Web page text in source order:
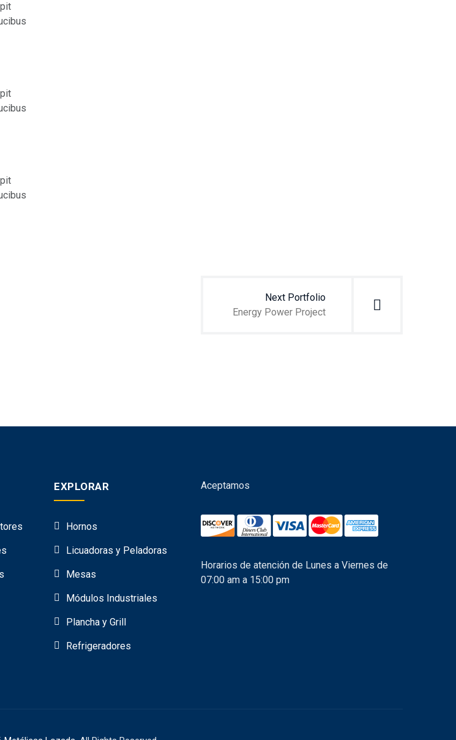
Next Portfolio
Energy Power Project
EXPLORAR
Hornos
Licuadoras y Peladoras
Mesas
Módulos Industriales
Plancha y Grill
Refrigeradores
Aceptamos
Horarios de atención de Lunes a Viernes de
07:00 am a 15:00 pm